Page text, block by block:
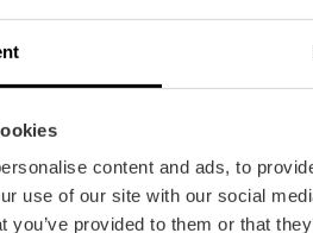
content and ads, to
use of our site with our social
you’ve provided to them or that